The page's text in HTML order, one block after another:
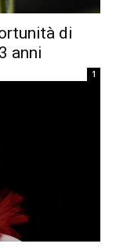
di
anni
1